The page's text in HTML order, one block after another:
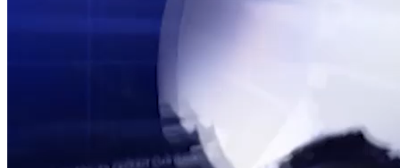
TỔNG THUẬT HỌP BÁO CHÍNH PHỦ THƯỜNG KỲ
Họp báo Chính phủ thường kỳ tháng 4